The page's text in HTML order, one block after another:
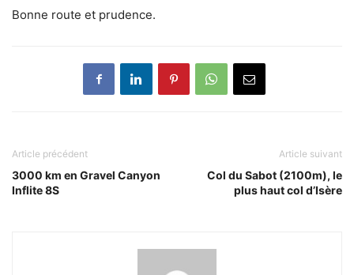
Bonne route et prudence.
Article précédent
3000 km en Gravel Canyon
Inflite 8S
Article suivant
Col du Sabot (2100m), le
plus haut col d’Isère